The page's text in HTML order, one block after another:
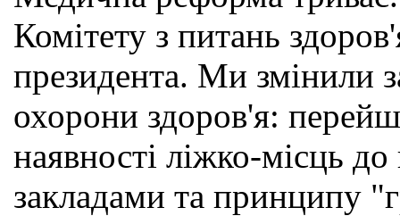
Комітету з питань
президента. Ми змінили
охорони здоров'я:
наявності ліжко-місць
закладами та принципу